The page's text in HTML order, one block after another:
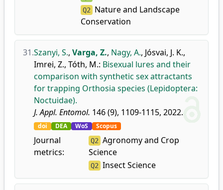
Q2 Nature and Landscape
Conservation
31.Szanyi, S., Varga, Z., Nagy, A., Jósvai, J. K.,
Imrei, Z., Tóth, M.: Bisexual lures and their
comparison with synthetic sex attractants
for trapping Orthosia species (Lepidoptera:
Noctuidae).
J. Appl. Entomol. 146 (9), 1109-1115, 2022.
doi DEA WoS Scopus
Journal
metrics:
Q2 Agronomy and Crop
Science
Q2 Insect Science